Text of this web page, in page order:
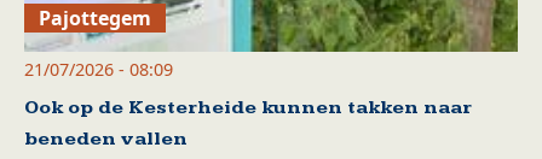
Pajottegem
21/07/2026 - 08:09
Ook op de Kesterheide kunnen takken naar
beneden vallen